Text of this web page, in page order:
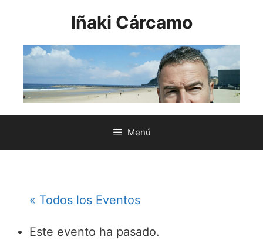
contenido
Iñaki Cárcamo
Menú
« Todos los Eventos
Este evento ha pasado.